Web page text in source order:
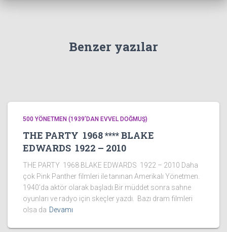
Benzer yazılar
500 YÖNETMEN (1939’DAN EVVEL DOĞMUŞ)
THE PARTY 1968 **** BLAKE
EDWARDS 1922 – 2010
THE PARTY 1968 BLAKE EDWARDS 1922 – 2010 Daha
çok Pink Panther filmleri ile tanınan Amerikalı Yönetmen.
1940’da aktör olarak başladı.Bir müddet sonra sahne
oyunları ve radyo için skeçler yazdı. Bazı dram filmleri
olsa da Devamı